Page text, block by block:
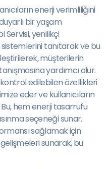
enerji verimliliğini
bir yaşam
Servisi, yenilikçi
tanıtarak ve bu
müşterilerin
yardımcı olur.
edilebilen özellikleri
eder ve kullanıcıların
hem enerji tasarrufu
seçeneği sunar.
sağlamak için
sunarak, bu